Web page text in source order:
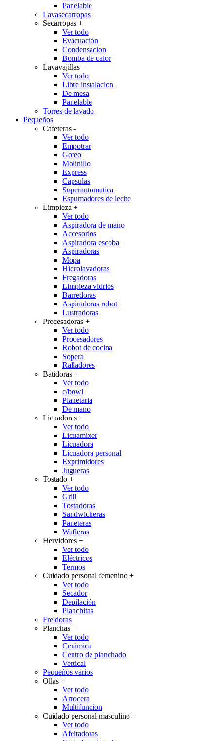
Panelable
Lavasecarropas
Secarropas +
Ver todo
Evacuación
Condensacion
Bomba de calor
Lavavajillas +
Ver todo
Libre instalacion
De mesa
Panelable
Torres de lavado
Pequeños
Cafeteras -
Ver todo
Empotrar
Goteo
Molinillo
Express
Capsulas
Superautomatica
Espumadores de leche
Limpieza +
Ver todo
Aspiradora de mano
Accesorios
Aspiradora escoba
Aspiradoras
Mopa
Hidrolavadoras
Fregadoras
Limpieza vidrios
Barredoras
Aspiradoras robot
Lustradoras
Procesadoras +
Ver todo
Procesadores
Robot de cocina
Sopera
Ralladores
Batidoras +
Ver todo
c/bowl
Planetaria
De mano
Licuadoras +
Ver todo
Licuamixer
Licuadora
Licuadora personal
Exprimidores
Jugueras
Tostado +
Ver todo
Grill
Tostadoras
Sandwicheras
Paneteras
Wafleras
Hervidores +
Ver todo
Eléctricos
Termos
Cuidado personal femenino +
Ver todo
Secador
Depilación
Planchitas
Freidoras
Planchas +
Ver todo
Cerámica
Centro de planchado
Vertical
Pequeños varios
Ollas +
Ver todo
Arrocera
Multifuncion
Cuidado personal masculino +
Ver todo
Afeitadoras